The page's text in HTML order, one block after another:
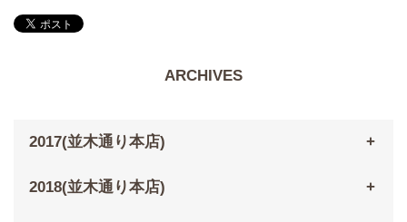
ARCHIVES
2017(並木通り本店)
2018(並木通り本店)